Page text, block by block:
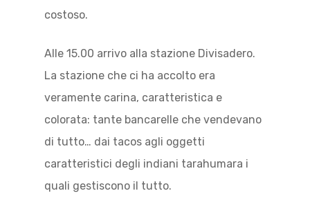
costoso.
Alle 15.00 arrivo alla stazione Divisadero.
La stazione che ci ha accolto era
veramente carina, caratteristica e
colorata: tante bancarelle che vendevano
di tutto… dai tacos agli oggetti
caratteristici degli indiani tarahumara i
quali gestiscono il tutto.